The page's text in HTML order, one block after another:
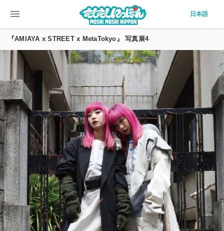
menu 日本語
『AMIAYA x STREET x MetaTokyo』 写真展4